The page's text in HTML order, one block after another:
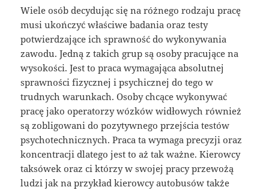
Wiele osób decydując się na różnego rodzaju pracę
musi ukończyć właściwe badania oraz testy
potwierdzające ich sprawność do wykonywania
zawodu. Jedną z takich grup są osoby pracujące na
wysokości. Jest to praca wymagająca absolutnej
sprawności fizycznej i psychicznej do tego w
trudnych warunkach. Osoby chcące wykonywać
pracę jako operatorzy wózków widłowych również
są zobligowani do pozytywnego przejścia testów
psychotechnicznych. Praca ta wymaga precyzji oraz
koncentracji dlatego jest to aż tak ważne. Kierowcy
taksówek oraz ci którzy w swojej pracy przewożą
ludzi jak na przykład kierowcy autobusów także